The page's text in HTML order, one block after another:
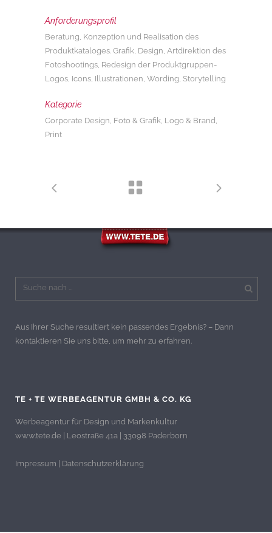
Anforderungsprofil
Beratung, Konzeption und Realisation des
Produktkataloges. Grafik, Design, Artdirektion des
Fotoshootings, Redesign der Produktgruppen-
Logos, Icons, Illustrationen, Wording, Storytelling
Kategorie
Corporate Design, Foto & Grafik, Logo & Brand,
Print
Aus Ihrer Suche resultiert kein passendes Ergebnis? – Dann
kontaktieren Sie uns bitte, um mehr zu erfahren.
TE + TE WERBEAGENTUR GMBH & CO. KG
Werbeagentur für Design und Markenkultur
www.tete.de | Leostraße 41a | 33098 Paderborn
Impressum | Datenschutzerklärung